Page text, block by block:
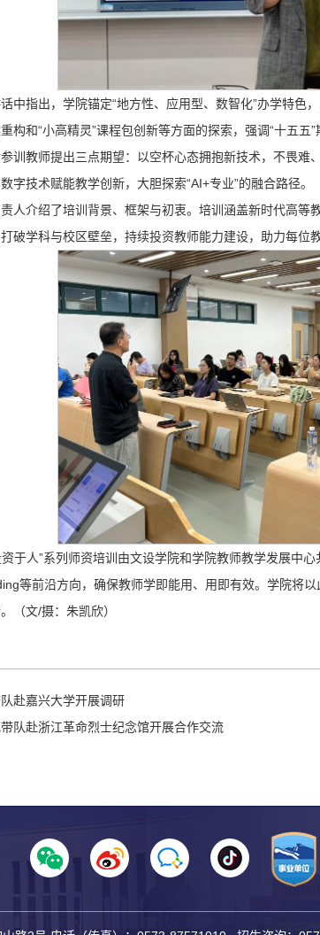
中指出，学院锚定“地方性、应用型、数智化”办学特色
构和“小高精灵”课程包创新等方面的探索，强调“十五
训教师提出三点期望：以空杯心态拥抱新技术，不畏
字技术赋能教学创新，大胆探索“AI+专业”的融合路径。
人介绍了培训背景、框架与初衷。培训涵盖新时代高
破学科与校区壁垒，持续投资教师能力建设，助力每位
资于人”系列师资培训由文设学院和学院教师教学发展中
等前沿方向，确保教师学即能用、用即有效。学院将
（文/摄：朱凯欣）
赴嘉兴大学开展调研
队赴浙江革命烈士纪念馆开展合作交流